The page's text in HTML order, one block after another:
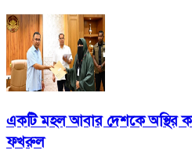
একটি মহল আবার দেশকে অস্থির
ফখরুল